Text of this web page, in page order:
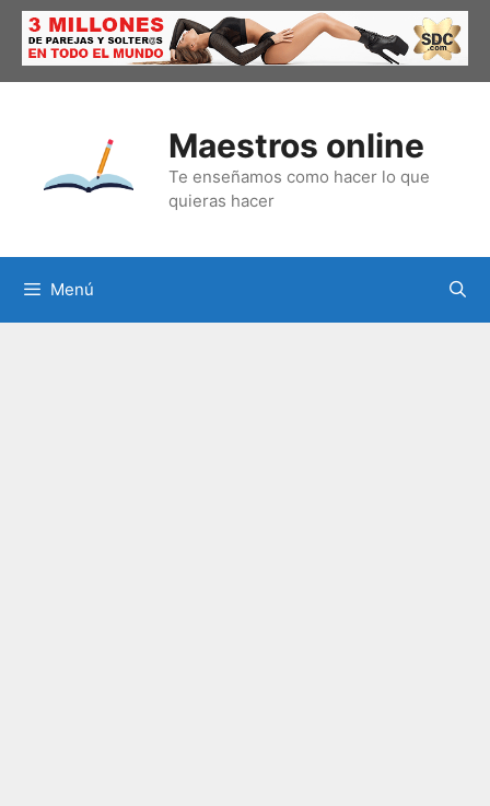
Saltar
contenido
Maestros online
Te enseñamos como hacer lo que
quieras hacer
Menú